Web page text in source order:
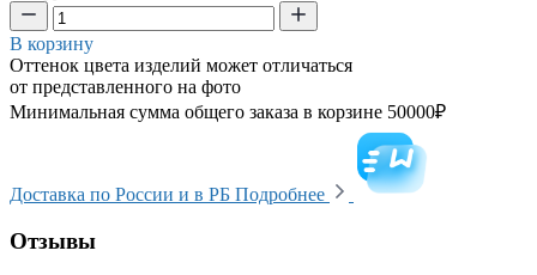
В корзину
Оттенок цвета изделий может отличаться
от представленного на фото
Минимальная сумма общего заказа в корзине 50000₽
Доставка по России и в РБ Подробнее
Отзывы